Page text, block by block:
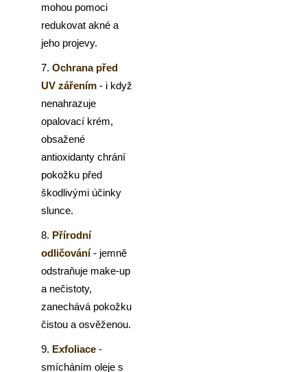
mohou pomoci
redukovat akné a
jeho projevy.
7. Ochrana před
UV zářením - i když
nenahrazuje
opalovací krém,
obsažené
antioxidanty chrání
pokožku před
škodlivými účinky
slunce.
8. Přírodní
odličování- jemně
odstraňuje make-up
a nečistoty,
zanechává pokožku
čistou a osvěženou.
9. Exfoliace -
smícháním oleje s